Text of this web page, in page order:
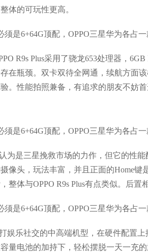
体的可玩性更高。
R9s Plus采用了骁龙653处理器，
在瓶颈。双卡双待全网通，续航方面
。性能拍照兼备，有追求的朋友不妨首
为是三星挽救市场的力作，但它的性
像头，玩法丰富，并且正面的Home
整体与OPPO R9s Plus有点类似。后置
娱乐社交的中高端机型，在硬件配置
量电池的加持下，轻松摆脱一天一充